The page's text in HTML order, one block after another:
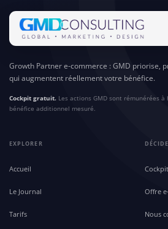
Growth Partner e-commerce : GMD priorise,
qui augmentent réellement votre bénéfice.
Cockpit gratuit. Les actions GMD sont rémunérées
bénéfice additionnel mesuré.
EXPLORER
Accueil
Le Journal
Tarifs
Offre
Nous